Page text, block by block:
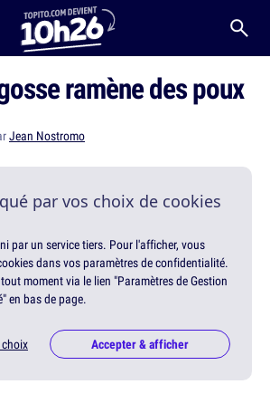
ramène des poux
Jean Nostromo
par vos choix de cookies
par un service tiers. Pour l'afficher, vous
dans vos paramètres de confidentialité.
moment via le lien "Paramètres de Gestion
en bas de page.
choix Accepter & afficher